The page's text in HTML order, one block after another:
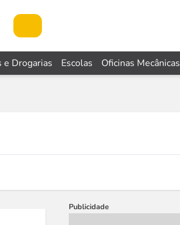
e Drogarias Escolas Oficinas Mecânicas
Publicidade